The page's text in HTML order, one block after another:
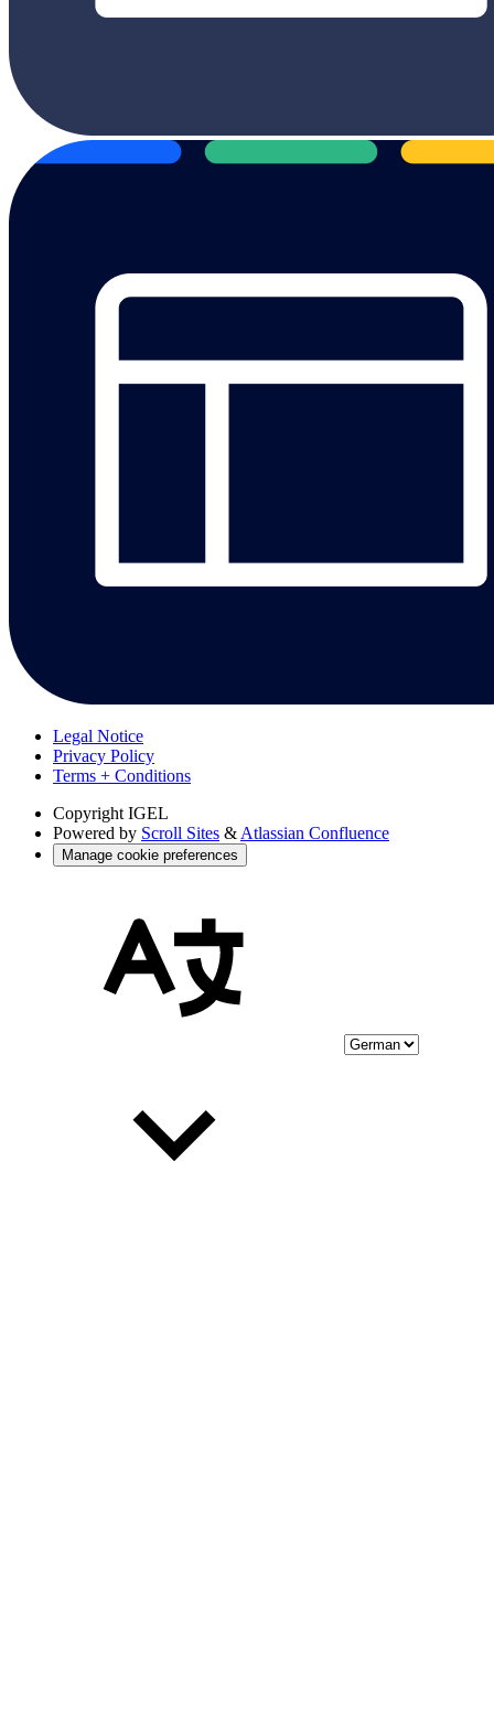
Legal Notice
Privacy Policy
Terms + Conditions
Copyright IGEL
Powered by Scroll Sites & Atlassian Confluence
Manage cookie preferences